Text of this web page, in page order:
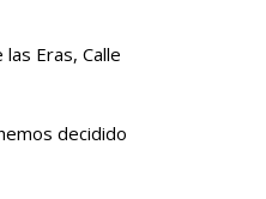
Eras, Calle
decidido